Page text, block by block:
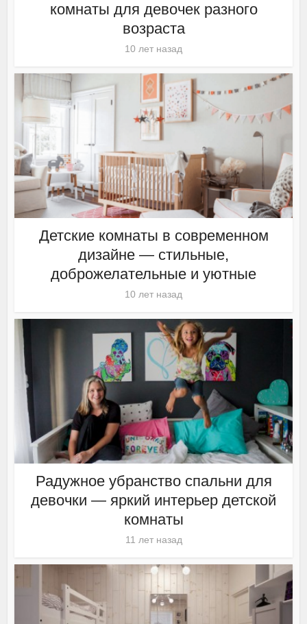
комнаты для девочек разного
возраста
10 лет назад
Детские комнаты в современном
дизайне — стильные,
доброжелательные и уютные
10 лет назад
Радужное убранство спальни для
девочки — яркий интерьер детской
комнаты
11 лет назад